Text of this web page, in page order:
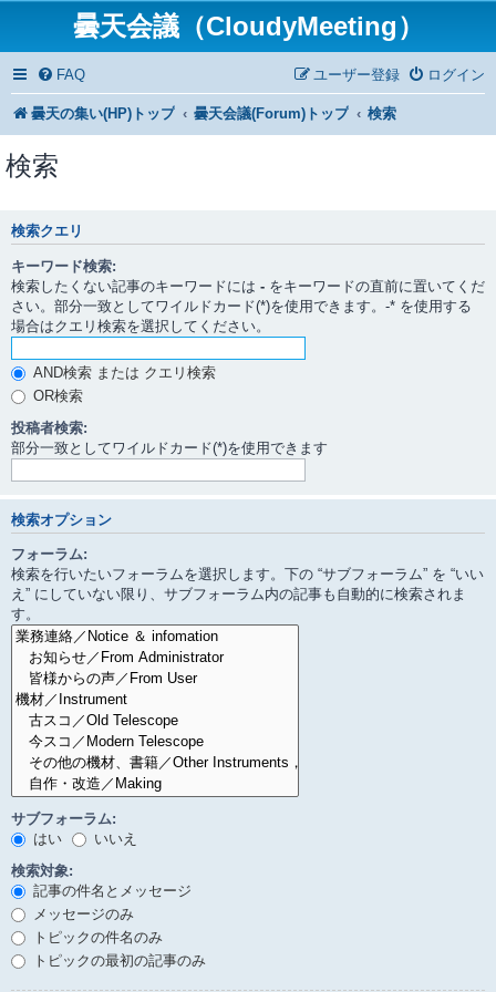
曇天会議（CloudyMeeting）
FAQ ログイン
ユーザー登録
曇天の集い(HP)トップ 曇天会議(Forum)トップ 検索
検索
検索クエリ
キーワード検索:
検索したくない記事のキーワードには - をキーワードの直前に置いてくだ
さい。部分一致としてワイルドカード(*)を使用できます。-* を使用する
場合はクエリ検索を選択してください。
AND検索 または クエリ検索
OR検索
投稿者検索:
部分一致としてワイルドカード(*)を使用できます
検索オプション
フォーラム:
検索を行いたいフォーラムを選択します。下の “サブフォーラム” を “いい
え” にしていない限り、サブフォーラム内の記事も自動的に検索されま
す。
サブフォーラム:
はい
いいえ
検索対象:
記事の件名とメッセージ
メッセージのみ
トピックの件名のみ
トピックの最初の記事のみ